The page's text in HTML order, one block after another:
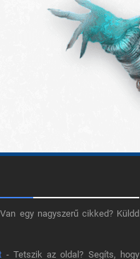
egy nagyszerű cikked? Küldd
- Tetszik az oldal? Segíts, hogy